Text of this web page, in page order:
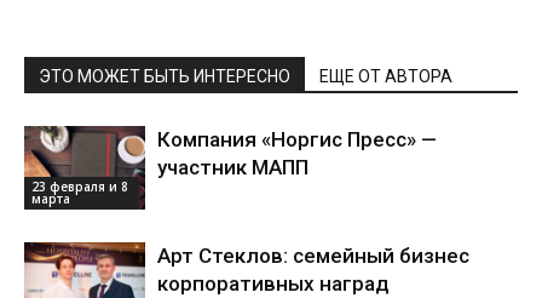
ЭТО МОЖЕТ БЫТЬ ИНТЕРЕСНО ЕЩЕ ОТ АВТОРА
23 февраля и 8
марта
Компания «Норгис Пресс» —
участник МАПП
Арт Стеклов: семейный бизнес
корпоративных наград